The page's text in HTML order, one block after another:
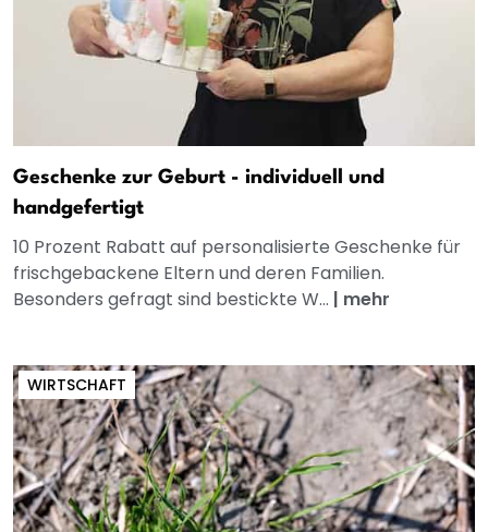
Geschenke zur Geburt - individuell und
handgefertigt
10 Prozent Rabatt auf personalisierte Geschenke für
frischgebackene Eltern und deren Familien.
Besonders gefragt sind bestickte W... | mehr
WIRTSCHAFT